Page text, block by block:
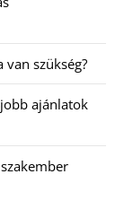
szükség?
ajánlatok